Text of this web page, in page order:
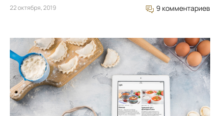
22 октября, 2019 9 комментариев